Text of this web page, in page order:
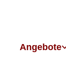
Angebote